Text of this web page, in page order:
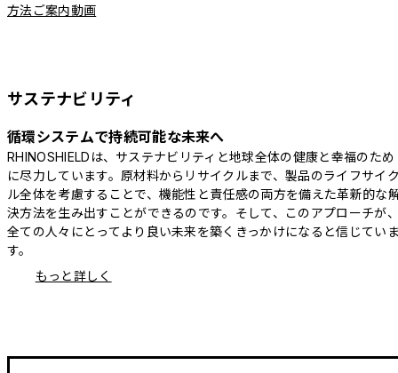
方法ご案内動画
サステナビリティ
循環システムで持続可能な未来へ
RHINOSHIELDは、サステナビリティと地球全体の健康と幸福のため
に尽力しています。原材料からリサイクルまで、製品のライフサイ
ル全体を考慮することで、機能性と責任感の両方を備えた革新的な
決方法を生み出すことができるのです。そして、このアプローチが
全ての人々にとってより良い未来を築くきっかけになると信じてい
す。
もっと詳しく